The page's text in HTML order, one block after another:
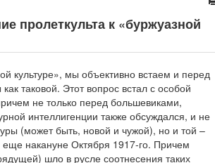
пролеткульта к «буржуазной
культуре», мы объективно встаем и перед
таковой. Этот вопрос встал с особой
не только перед большевиками,
интеллигенции также обсуждался, и не
(может быть, новой и чужой), но и той –
накануне Октября 1917-го. Причем
шло в русле соотнесения таких